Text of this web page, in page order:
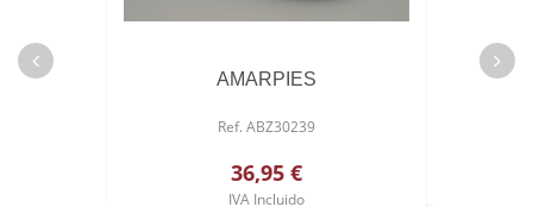
AMARPIES
Ref. ABZ30239
36,95 €
IVA Incluido